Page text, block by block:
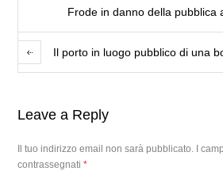
Frode in danno della pubblica
Il porto in luogo pubblico di una
Leave a Reply
Il tuo indirizzo email non sarà pubblicato.
I
contrassegnati*